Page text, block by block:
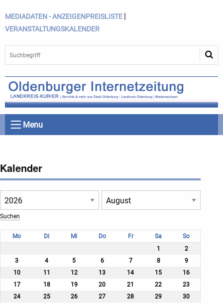
MEDIADATEN - ANZEIGENPREISLISTE |
VERANSTALTUNGSKALENDER
Menu
Kalender
Mo Di Mi Do Fr Sa
So
1
2
3
4 5 6 7 8
9
10
11 12 13 14 15
16
17
18 19 20 21 22
23
24
25 26 27 28 29
30